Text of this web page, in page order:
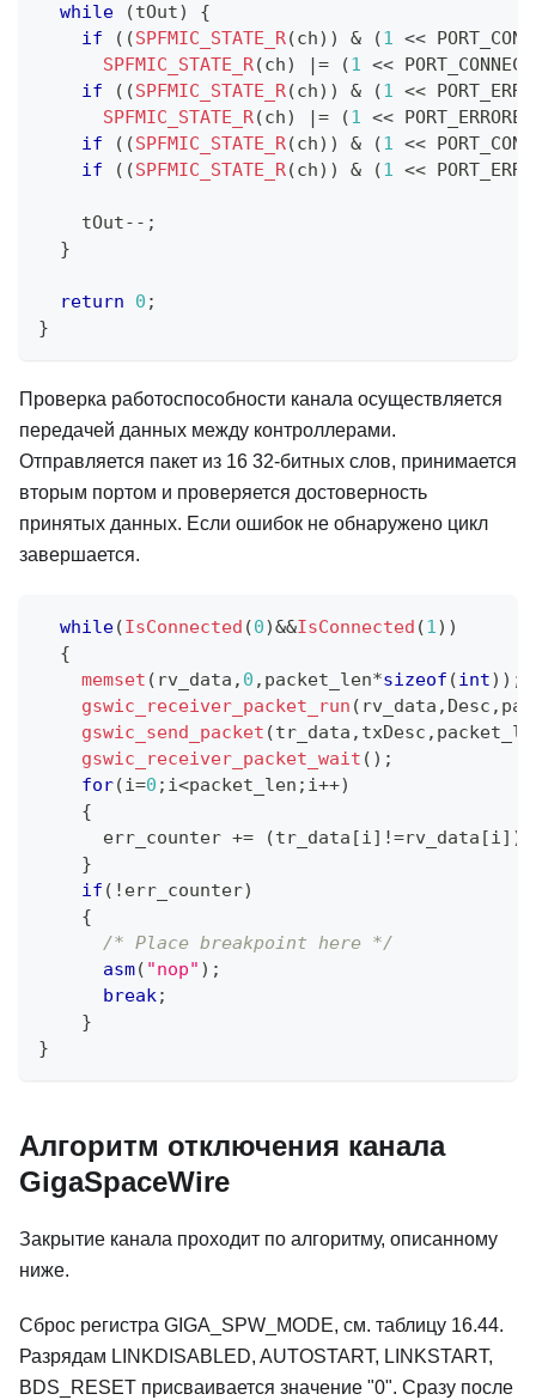
while (tOut)
{
if
( (SPFMIC_STATE_R(ch) ) & (1 <<
SPFMIC_STATE_R(ch) |= (1 <<
if
( (SPFMIC_STATE_R(ch) ) & (1 <<
SPFMIC_STATE_R(ch) |= (1 <<
if
( (SPFMIC_STATE_R(ch) ) & (1 <<
if
( (SPFMIC_STATE_R(ch) ) & (1 <<
    tOut
-- ;
}
return 0 ;
}
Проверка работоспособности канала осуществляется
передачей данных между контроллерами.
Отправляется пакет из 16 32-битных слов, принимается
вторым портом и проверяется достоверность
принятых данных. Если ошибок не обнаружено цикл
завершается.
while(IsConnected (0)&&IsConnected (1) )
{
memset ( rv_data , 0 , packet_len*sizeof (int) ) ;
gswic_receiver_packet_run ( rv_data , Desc ,
gswic_send_packet (tr_data , txDesc ,
gswic_receiver_packet_wait ( ) ;
for(i=0 ; i<packet_len ; i++)
{
      err_counter
+= (tr_data [i] !=rv_data [i] )
}
if ( ! err_counter)
{
/* Place breakpoint here */
asm( "nop" ) ;
break;
}
}
Алгоритм отключения канала
GigaSpaceWire
Закрытие канала проходит по алгоритму, описанному
ниже.
Сброс регистра GIGA_SPW_MODE, см. таблицу 16.44.
Разрядам LINKDISABLED, AUTOSTART, LINKSTART,
BDS_RESET присваивается значение "0". Сразу после